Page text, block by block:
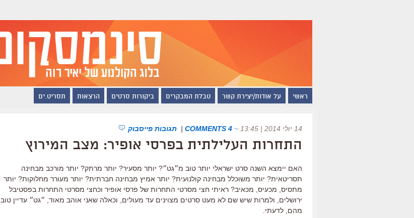
ראשי על אודות/יצירת קשר טבלת המבקרים ביקורות סרטים הרצאות תסריט.ים
14 יולי 2014 | 13:45 ~
4 COMMENTS
| תגובות פייסבוק
התחרות העלילתית בפרסי אופיר: מצב המירוץ
האם יימצא השנה סרט ישראלי יותר טוב מ״גט״? יותר מסעיר? יותר מרתק? יותר מורכב מבחינה
תסריטאית? יותר משוכלל מבחינה קולנועית? יותר אמיץ מבחינה חברתית? יותר מעורר מחלוקות? יותר
מתסיס, מכעיס, מכאיב? ראיתי חצי מסרטי התחרות של פרסי אופיר וכחצי מסרטי התחרות בפסטיבל
ירושלים, ולמרות שיש שם לא מעט סרטים מצוינים עד מעולים, וכאלה שאני אוהב מאוד, ״גט״ עדיין טוב
מהם, לדעתי.